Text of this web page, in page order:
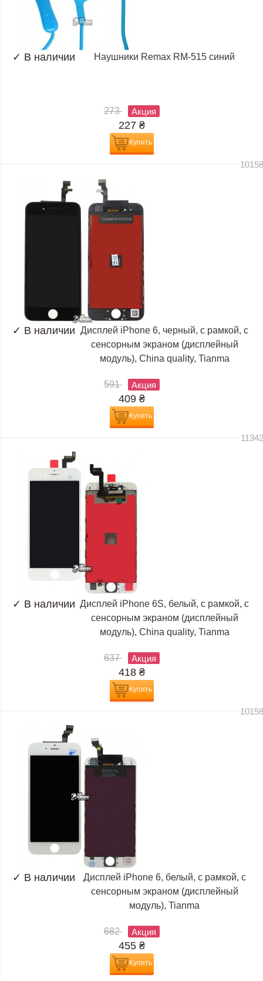
✓ В наличии Наушники Remax RM-515 синий
273 Акция
227 ₴
Купить
✓ В наличии Дисплей iPhone 6, черный, с рамкой, с
сенсорным экраном (дисплейный
модуль), China quality, Tianma
591 Акция
409 ₴
Купить
✓ В наличии Дисплей iPhone 6S, белый, с рамкой, с
сенсорным экраном (дисплейный
модуль), China quality, Tianma
637 Акция
418 ₴
Купить
✓ В наличии
Дисплей iPhone 6, белый, с рамкой, с
сенсорным экраном (дисплейный
модуль), Tianma
682 Акция
455 ₴
Купить